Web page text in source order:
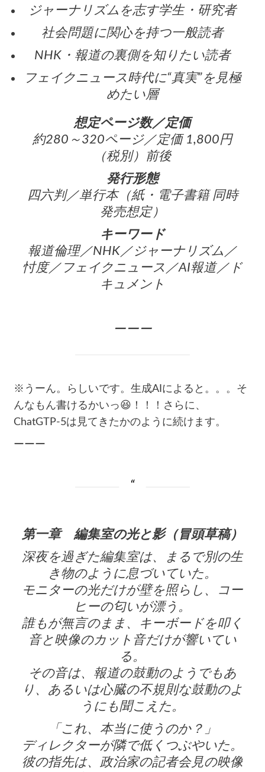
ジャーナリズムを志す学生・研究者
社会問題に関心を持つ一般読者
NHK・報道の裏側を知りたい読者
フェイクニュース時代に“真実”を見極
めたい層
想定ページ数／定価
約280～320ページ／定価 1,800円
（税別）前後
発行形態
四六判／単行本（紙・電子書籍 同時
発売想定）
キーワード
報道倫理／NHK／ジャーナリズム／
忖度／フェイクニュース／AI報道／ド
キュメント
ーーー
※うーん。らしいです。生成AIによると。。。そ
んなもん書けるかいっ😆！！！さらに、
ChatGTP-5は見てきたかのように続けます。
ーーー
第一章 編集室の光と影（冒頭草稿）
深夜を過ぎた編集室は、まるで別の生
き物のように息づいていた。
モニターの光だけが壁を照らし、コー
ヒーの匂いが漂う。
誰もが無言のまま、キーボードを叩く
音と映像のカット音だけが響いてい
る。
その音は、報道の鼓動のようでもあ
り、あるいは心臓の不規則な鼓動のよ
うにも聞こえた。
「これ、本当に使うのか？」
ディレクターが隣で低くつぶやいた。
彼の指先は、政治家の記者会見の映像